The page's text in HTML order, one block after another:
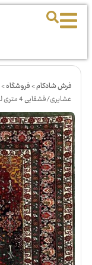
فرش شادکام>فروشگاه>
عشایری/قشقایی 4 متری لچک ترنجی 35 رج الوان 160*250 مستطیل 15 کیلو